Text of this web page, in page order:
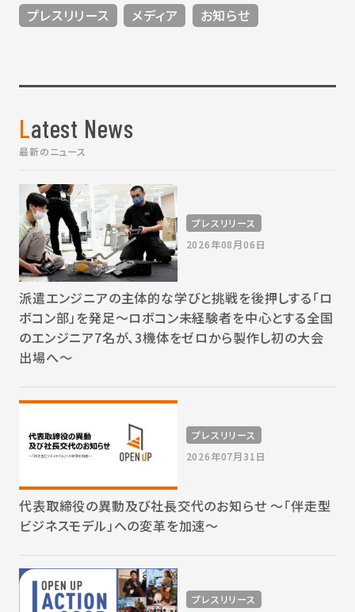
プレスリリース メディア お知らせ
Latest News
最新のニュース
プレスリリース
2026年08月06日
派遣エンジニアの主体的な学びと挑戦を後押しする「ロ
ボコン部」を発足～ロボコン未経験者を中心とする全国
のエンジニア7名が、3機体をゼロから製作し初の大会
出場へ～
プレスリリース
2026年07月31日
代表取締役の異動及び社長交代のお知らせ 〜「伴走型
ビジネスモデル」への変革を加速〜
プレスリリース